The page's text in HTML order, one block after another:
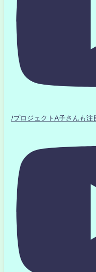
/プロジェクトA子さんも